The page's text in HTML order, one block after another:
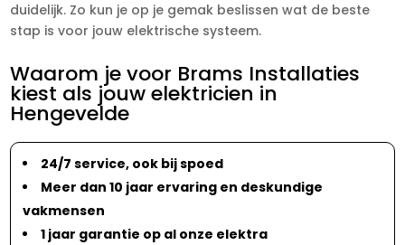
duidelijk. Zo kun je op je gemak beslissen wat de beste
stap is voor jouw elektrische systeem.
Waarom je voor Brams Installaties
kiest als jouw elektricien in
Hengevelde
24/7 service, ook bij spoed
Meer dan 10 jaar ervaring en deskundige
vakmensen
1 jaar garantie op al onze elektra